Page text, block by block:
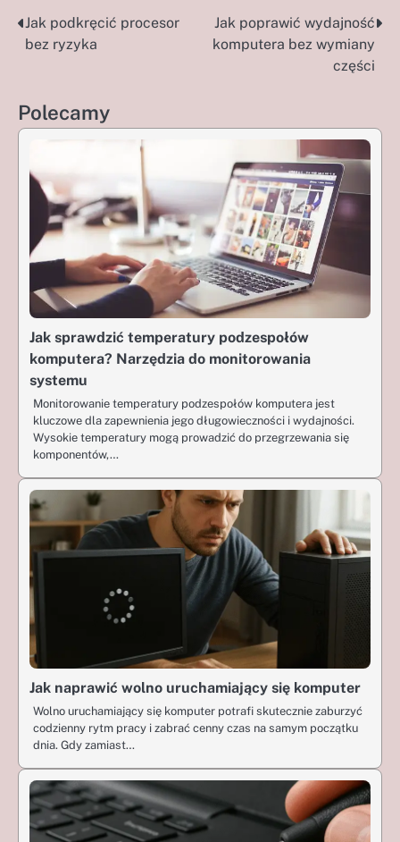
Nawigacja
wpisu
Jak podkręcić procesor
bez ryzyka
Jak poprawić wydajność
komputera bez wymiany
części
Polecamy
Jak sprawdzić temperatury podzespołów
komputera? Narzędzia do monitorowania
systemu
Monitorowanie temperatury podzespołów komputera jest
kluczowe dla zapewnienia jego długowieczności i wydajności.
Wysokie temperatury mogą prowadzić do przegrzewania się
komponentów,…
Jak naprawić wolno uruchamiający się komputer
Wolno uruchamiający się komputer potrafi skutecznie zaburzyć
codzienny rytm pracy i zabrać cenny czas na samym początku
dnia. Gdy zamiast…